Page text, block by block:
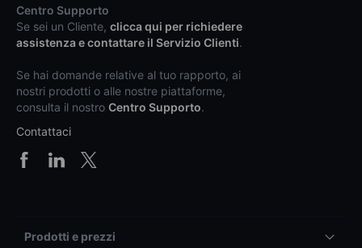
Centro Supporto
Se sei un Cliente, clicca qui per richiedere
assistenza e contattare il Servizio Clienti.
Se hai domande relative al tuo rapporto, ai
nostri prodotti o alle nostre piattaforme,
consulta il nostro Centro Supporto.
Contattaci
Prodotti e prezzi